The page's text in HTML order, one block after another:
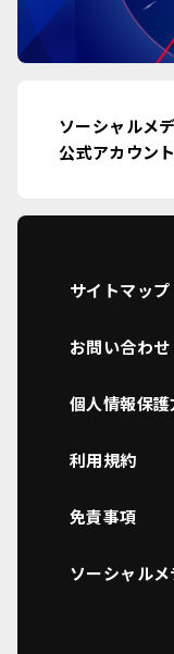
ソーシャルメ
公式アカウント
サイトマップ
お問い合わせ
個人情報保
利用規約
免責事項
ソーシャル